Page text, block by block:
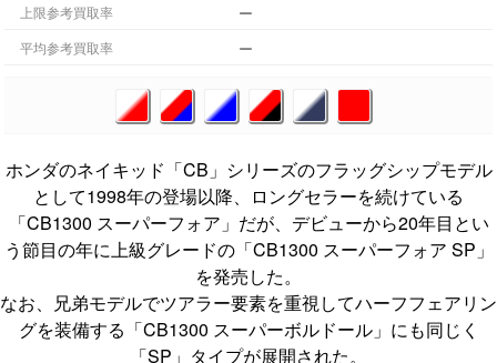
上限参考買取率 ー
平均参考買取率 ー
ホンダのネイキッド「CB」シリーズのフラッグシップモデル
として1998年の登場以降、ロングセラーを続けている
「CB1300 スーパーフォア」だが、デビューから20年目とい
う節目の年に上級グレードの「CB1300 スーパーフォア SP」
を発売した。
なお、兄弟モデルでツアラー要素を重視してハーフフェアリン
グを装備する「CB1300 スーパーボルドール」にも同じく
「SP」タイプが展開された。